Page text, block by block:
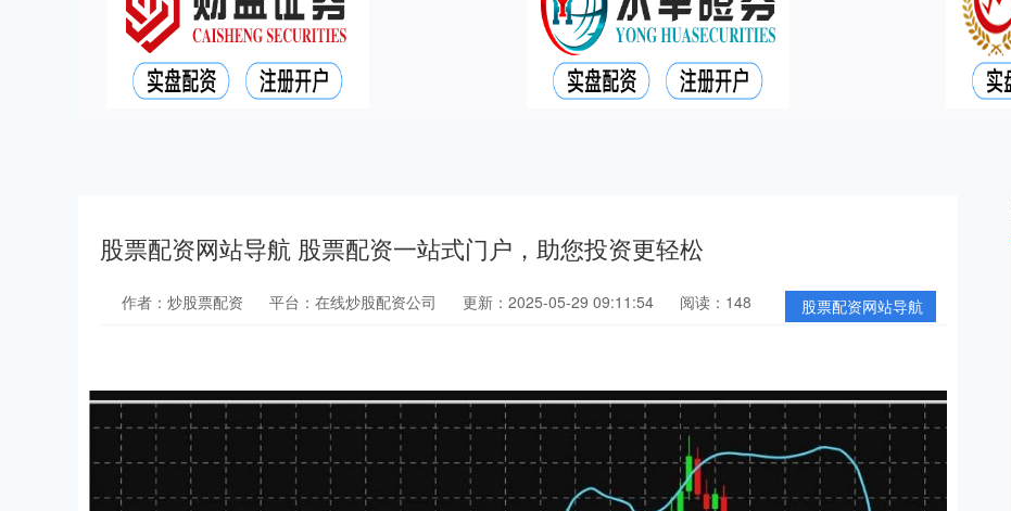
股票配资网站导航 股票配资一站式门户，助您投资更轻松
股票配资网站导航
作者：炒股票配资 平台：在线炒股配资公司 更新：2025-05-29 09:11:54 阅读：148